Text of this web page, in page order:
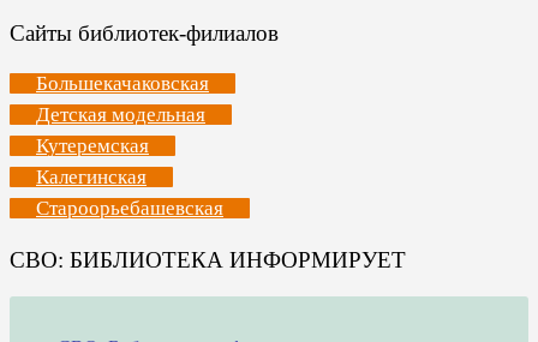
Сайты библиотек-филиалов
Большекачаковская
Детская модельная
Кутеремская
Калегинская
Староорьебашевская
СВО: БИБЛИОТЕКА ИНФОРМИРУЕТ